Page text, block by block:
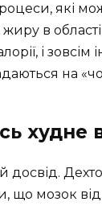
які
в області
і зовсім
на
худне
досвід.
що мозок